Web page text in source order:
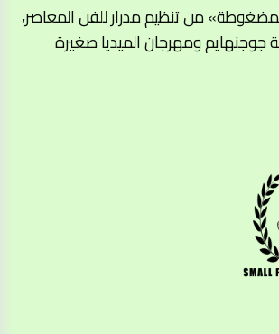
من تنظيم مدرار للفن المعاصر،
ومهرجان الميديا صغيرة